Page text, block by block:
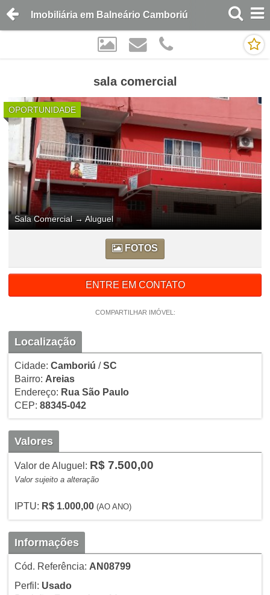
Imobiliária em Balneário Camboriú
sala comercial
OPORTUNIDADE
Sala Comercial→Aluguel
FOTOS
ENTRE EM CONTATO
COMPARTILHAR IMÓVEL:
Localização
Cidade: Camboriú /SC
Bairro: Areias
Endereço: Rua São Paulo
CEP: 88345-042
Valores
Valor de Aluguel: R$ 7.500,00
Valor sujeito a alteração
IPTU: R$ 1.000,00 (AO ANO)
Informações
Cód. Referência: AN08799
Perfil: Usado